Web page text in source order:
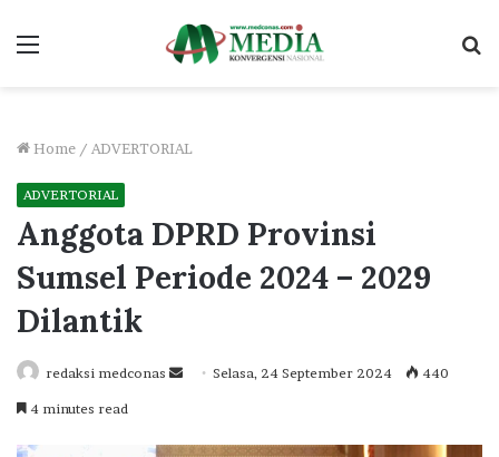
Menu
Home / ADVERTORIAL
ADVERTORIAL
Anggota DPRD Provinsi
Sumsel Periode 2024 – 2029
Dilantik
redaksi medconas
Send Selasa, 24 September 2024 440
4 minutes read